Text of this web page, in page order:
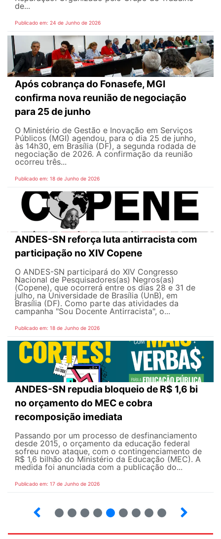
de...
Publicado em: 24 de Junho de 2026
Após cobrança do Fonasefe, MGI
confirma nova reunião de negociação
para 25 de junho
O Ministério de Gestão e Inovação em Serviços
Públicos (MGI) agendou, para o dia 25 de junho,
às 14h30, em Brasília (DF), a segunda rodada de
negociação de 2026. A confirmação da reunião
ocorreu três...
Publicado em: 18 de Junho de 2026
ANDES-SN reforça luta antirracista com
participação no XIV Copene
O ANDES-SN participará do XIV Congresso
Nacional de Pesquisadores(as) Negros(as)
(Copene), que ocorrerá entre os dias 28 e 31 de
julho, na Universidade de Brasília (UnB), em
Brasília (DF). Como parte das atividades da
campanha "Sou Docente Antirracista", o...
Publicado em: 18 de Junho de 2026
ANDES-SN repudia bloqueio de R$ 1,6 bi
no orçamento do MEC e cobra
recomposição imediata
Passando por um processo de desfinanciamento
desde 2015, o orçamento da educação federal
sofreu novo ataque, com o contingenciamento de
R$ 1,6 bilhão do Ministério da Educação (MEC). A
medida foi anunciada com a publicação do...
Publicado em: 17 de Junho de 2026